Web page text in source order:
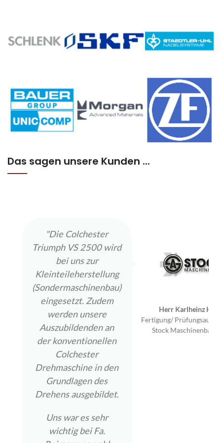
Das sagen unsere Kunden ...
"Die Colchester
Triumph VS 2500 wird
bei uns zur
Kleinteileherstellung
(Sondermaschinenbau)
eingesetzt. Zudem
werden unsere
Auszubildenden an
der konventionellen
Colchester
Drehmaschine in den
Grundlagen des
Drehens ausgebildet.
Uns war es sehr
wichtig bei Fa.
Herr Karlheinz
Fertigung/
Stock Maschinenbau